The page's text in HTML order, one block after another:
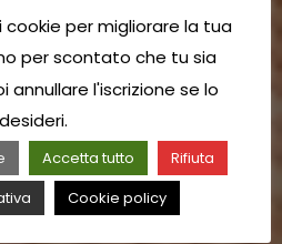
per migliorare la tua
per scontato che tu sia
annullare l'iscrizione se lo
desideri.
Accetta tutto
Rifiuta
Cookie policy